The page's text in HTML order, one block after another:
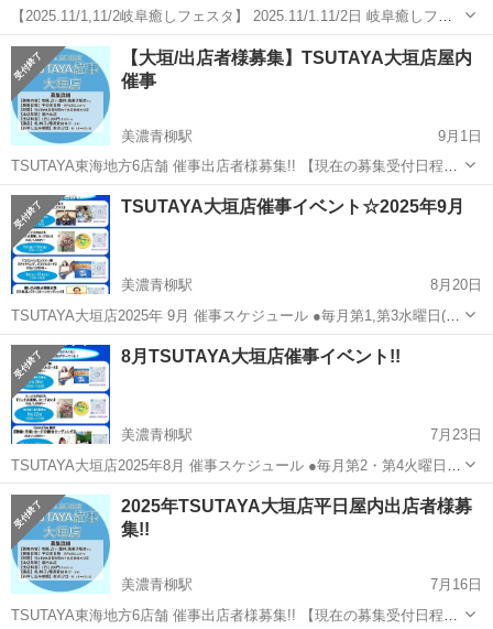
【2025.11/1,11/2岐阜癒しフェスタ】 2025.11/1.11/2日 岐阜癒しフェ
スタ 3階ソピアホール 1日目10時00から19時00まで 2日目9時30から16
時30まで 入場無料です♪♪ 先着30名さまに...
岐阜 大垣市 東大垣駅 ワークショップ フェスタ
【大垣/出店者様募集】TSUTAYA大垣店屋内
催事
美濃青柳駅
9月1日
TSUTAYA東海地方6店舗 催事出店者様募集!! 【現在の募集受付日程】
2025年10月.11月.12月 ※10月締切/9月18日(木) 【募集店舗】 ・大垣店
(岐阜県大垣市) ・コスモブックセンター(岐阜県恵那市)...
岐阜 大垣市 美濃青柳駅 ワークショップ 催事
TSUTAYA大垣店催事イベント☆2025年9月
美濃青柳駅
8月20日
TSUTAYA大垣店2025年 9月 催事スケジュール ●毎月第1,第3水曜日(3
日,17日) 13:00〜18:00 『あなたに寄り添う癒しの鑑定士 美音子』 個
性心理學、手相、ヤントラカード、アロマ @meme_cha...
岐阜 大垣市 美濃青柳駅 ワークショップ 催事
8月TSUTAYA大垣店催事イベント!!
美濃青柳駅
7月23日
TSUTAYA大垣店2025年8月 催事スケジュール ●毎月第2・第4火曜日定
期13:00〜18:00 『ドラゴンメッセンジャー銀』 チャネリング、オラク
ルカード ●毎月第2・第4金曜日定期13:00〜17:00 『ミー...
岐阜 大垣市 美濃青柳駅 ワークショップ 催事
2025年TSUTAYA大垣店平日屋内出店者様募
集!!
美濃青柳駅
7月16日
TSUTAYA東海地方6店舗 催事出店者様募集!! 【現在の募集受付日程】